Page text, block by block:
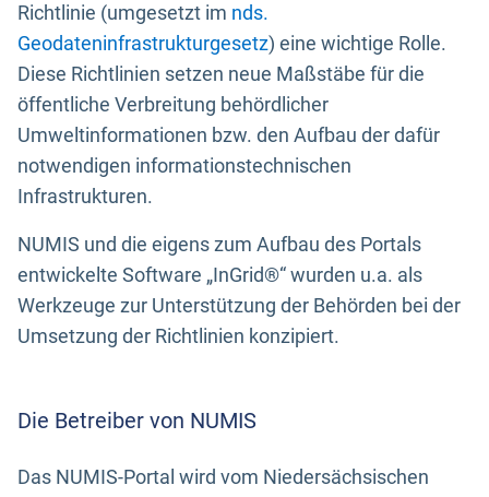
Richtlinie (umgesetzt im nds.
Geodateninfrastrukturgesetz) eine wichtige Rolle.
Diese Richtlinien setzen neue Maßstäbe für die
öffentliche Verbreitung behördlicher
Umweltinformationen bzw. den Aufbau der dafür
notwendigen informationstechnischen
Infrastrukturen.
NUMIS und die eigens zum Aufbau des Portals
entwickelte Software „InGrid®“ wurden u.a. als
Werkzeuge zur Unterstützung der Behörden bei der
Umsetzung der Richtlinien konzipiert.
Die Betreiber von NUMIS
Das NUMIS-Portal wird vom Niedersächsischen